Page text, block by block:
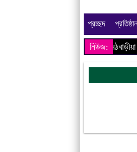
প্রচ্ছদ
নিউজ:
খাস মহল লতীফ ইনস্টিটিউশন, মঠবাড়ীয়া